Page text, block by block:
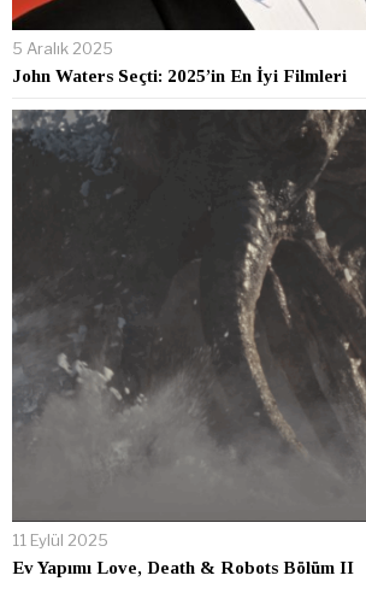
5 Aralık 2025
John Waters Seçti: 2025’in En İyi Filmleri
11 Eylül 2025
Ev Yapımı Love, Death & Robots Bölüm II